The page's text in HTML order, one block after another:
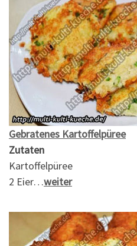
Gebratenes Kartoffelpüree
Zutaten
Kartoffelpüree
2 Eier…weiter